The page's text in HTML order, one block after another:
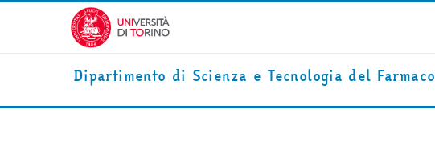
Vai al contenuto principale
Dipartimento di Scienza e Tecnologia del Farmaco